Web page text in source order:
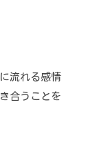
流れる感情
合うことを